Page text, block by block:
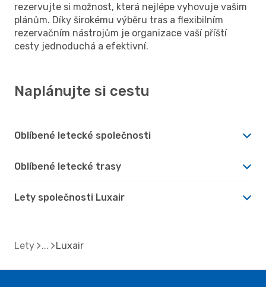
rezervujte si možnost, která nejlépe vyhovuje vašim
plánům. Díky širokému výběru tras a flexibilním
rezervačním nástrojům je organizace vaší příští
cesty jednoduchá a efektivní.
Naplánujte si cestu
Oblíbené letecké společnosti
Oblíbené letecké trasy
Lety společnosti Luxair
Lety Luxair